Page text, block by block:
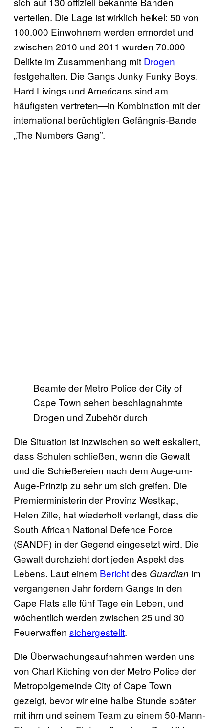
verteilen. Die Lage ist wirklich heikel: 50 von
100.000 Einwohnern werden ermordet und
zwischen 2010 und 2011 wurden 70.000
Delikte im Zusammenhang mit Drogen
festgehalten. Die Gangs Junky Funky Boys,
Hard Livings und Americans sind am
häufigsten vertreten—in Kombination mit der
international berüchtigten Gefängnis-Bande
„The Numbers Gang”.
Beamte der Metro Police der City of
Cape Town sehen beschlagnahmte
Drogen und Zubehör durch
Die Situation ist inzwischen so weit eskaliert,
dass Schulen schließen, wenn die Gewalt
und die Schießereien nach dem Auge-um-
Auge-Prinzip zu sehr um sich greifen. Die
Premierministerin der Provinz Westkap,
Helen Zille, hat wiederholt verlangt, dass die
South African National Defence Force
(SANDF) in der Gegend eingesetzt wird. Die
Gewalt durchzieht dort jeden Aspekt des
Lebens. Laut einem Berichtdes Guardian im
vergangenen Jahr fordern Gangs in den
Cape Flats alle fünf Tage ein Leben, und
wöchentlich werden zwischen 25 und 30
Feuerwaffen sichergestellt.
Die Überwachungsaufnahmen werden uns
von Charl Kitching von der Metro Police der
Metropolgemeinde City of Cape Town
gezeigt, bevor wir eine halbe Stunde später
mit ihm und seinem Team zu einem 50-Mann-